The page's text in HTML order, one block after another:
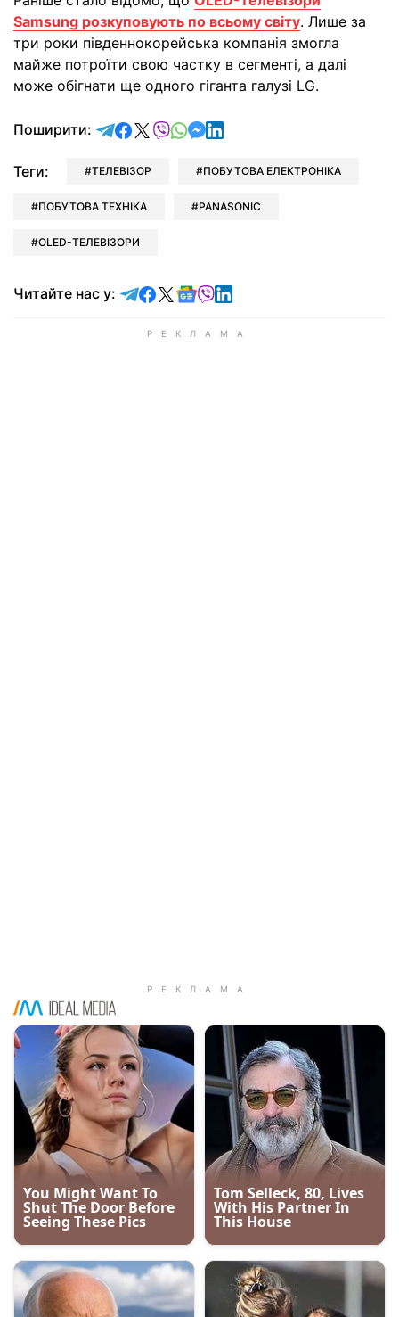
Samsung розкуповують по всьому світу. Лише за
три роки південнокорейська компанія змогла
майже потроїти свою частку в сегменті, а далі
може обігнати ще одного гіганта галузі LG.
Поширити: відправити у Telegram
поділитись у Facebook
поділитись у X
відправити у Viber
відправити у Whatsapp
відправити у Messenger
відправити у LinkedIn
Теги: ТЕЛЕВІЗОР ПОБУТОВА ЕЛЕКТРОНІКА
ПОБУТОВА ТЕХНІКА PANASONIC
OLED-ТЕЛЕВІЗОРИ
Читайте нас у: Читайте у Telegram
Читайте у Facebook
Читайте у X
Читайте у Google news
Читайте у Viber
Читайте у LinkedIn